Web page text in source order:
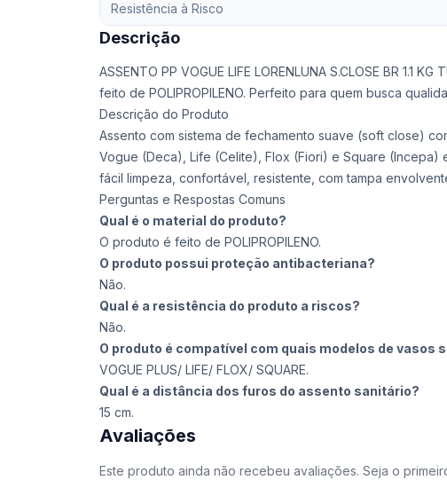
Resistência à Risco
Descrição
ASSENTO PP VOGUE LIFE LORENLUNA S.CLOSE BR 1.1
feito de POLIPROPILENO. Perfeito para quem busca
Descrição do Produto
Assento com sistema de fechamento suave (soft close)
Vogue (Deca), Life (Celite), Flox (Fiori) e Square
fácil limpeza, confortável, resistente, com tampa
Perguntas e Respostas Comuns
Qual é o material do produto?
O produto é feito de POLIPROPILENO.
O produto possui proteção antibacteriana?
Não.
Qual é a resistência do produto a riscos?
Não.
O produto é compatível com quais modelos de vasos
VOGUE PLUS/ LIFE/ FLOX/ SQUARE.
Qual é a distância dos furos do assento sanitário?
15 cm.
Avaliações
Este produto ainda não recebeu avaliações. Seja o